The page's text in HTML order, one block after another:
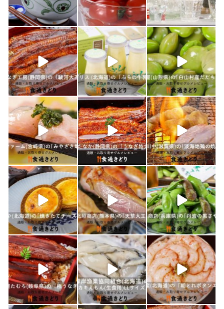
4月 25 2月 14 2月 13
shokutuu_kidori
1月 26
shokutuu_kidori
1月 24
shokutuu_kidori
1月 23
shokutuu_kidori
1月 21
shokutuu_kidori
1月 19
shokutuu_kidori
1月 18
shokutuu_kidori
1月 17
shokutuu_kidori
1月 16
shokutuu_kidori
1月 15
shokutuu_kidori
1月 10
shokutuu_kidori
1月 9
shokutuu_kidori
1月 8